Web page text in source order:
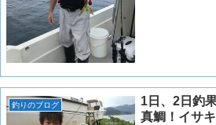
釣りのブログ
1日、2日釣
真鯛！イサ